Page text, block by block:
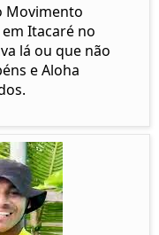
Movimento
Itacaré no
lá ou que não
e Aloha